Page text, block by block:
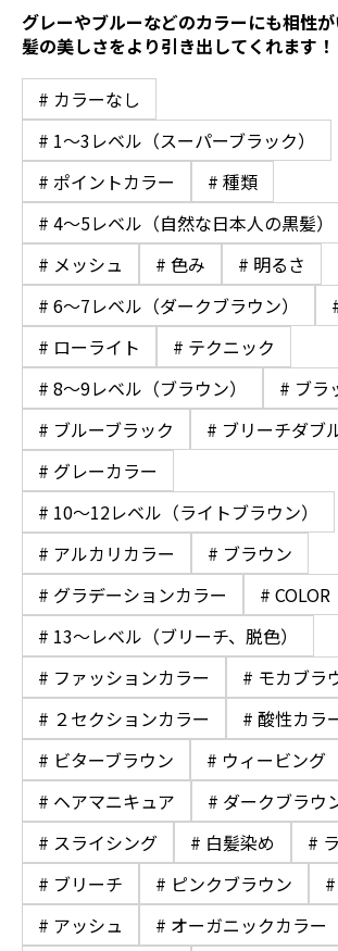
グレーやブルーなどのカラーにも相性
髪の美しさをより引き出してくれます！
# カラーなし
# 1〜3レベル（スーパーブラック）
# ポイントカラー
# 種類
# 4〜5レベル（自然な日本人の黒髪）
# メッシュ
# 色み
# 明るさ
# 6〜7レベル（ダークブラウン）
# ローライト
# テクニック
# 8〜9レベル（ブラウン）
# ブラ
# ブルーブラック
# ブリーチダブ
# グレーカラー
# 10〜12レベル（ライトブラウン）
# アルカリカラー
# ブラウン
# グラデーションカラー
# COLOR
# 13〜レベル（ブリーチ、脱色）
# ファッションカラー
# モカブラ
# ２セクションカラー
# 酸性カラ
# ビターブラウン
# ウィービング
# ヘアマニキュア
# ダークブラウ
# スライシング
# 白髪染め
#
# ブリーチ
# ピンクブラウン
# アッシュ
# オーガニックカラー